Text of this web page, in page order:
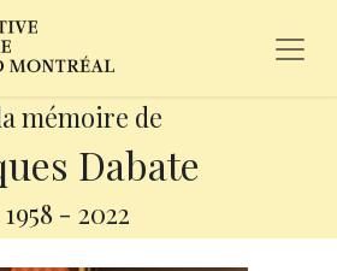
mémoire de
Dabate
1958 - 2022